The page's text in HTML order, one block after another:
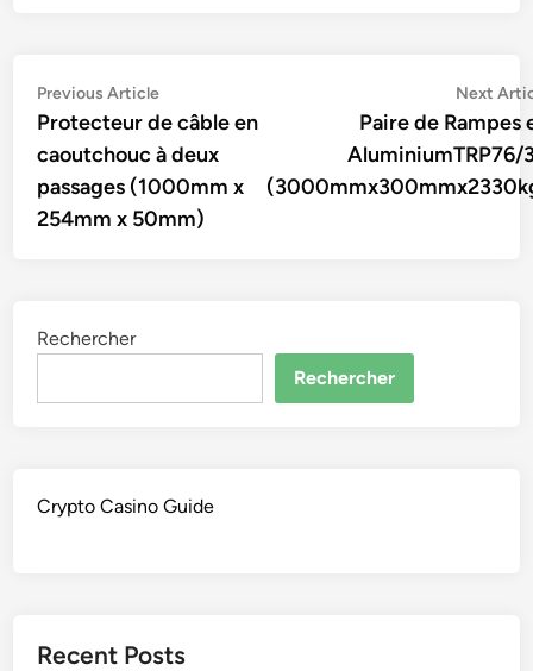
Navigation
de
l’article
Previous ArticlePrevious
article:
Protecteur de câble en
caoutchouc à deux
passages (1000mm x
254mm x 50mm)
Next
Paire de Rampes
AluminiumTRP76/
Rechercher
Rechercher
Crypto Casino Guide
Recent Posts